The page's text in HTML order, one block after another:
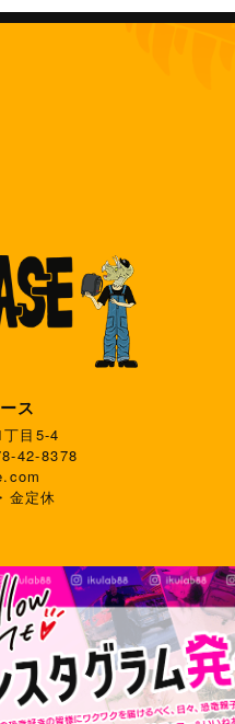
ス
目5-4
42-8378
金定休